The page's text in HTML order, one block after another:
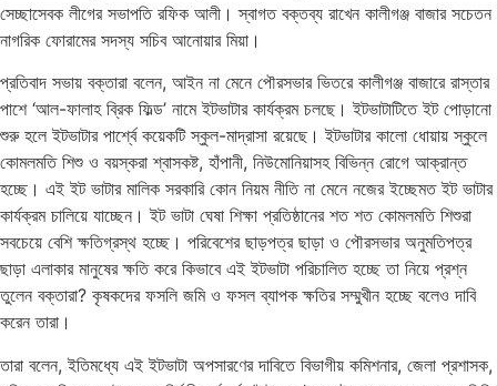
সেচ্ছাসেবক লীগের সভাপতি রফিক আলী। স্বাগত বক্তব্য রাখেন কালীগঞ্জ বাজার সচেতন
নাগরিক ফোরামের সদস্য সচিব আনোয়ার মিয়া।
প্রতিবাদ সভায় বক্তারা বলেন, আইন না মেনে পৌরসভার ভিতরে কালীগঞ্জ বাজারে রাস্তার
পাশে ‘আল-ফালাহ ব্রিক ফিল্ড’ নামে ইটভাটার কার্যক্রম চলছে। ইটভাটাটিতে ইট পোড়ানো
শুরু হলে ইটভাটার পার্শ্বে কয়েকটি স্কুল-মাদ্রাসা রয়েছে। ইটভাটার কালো ধোয়ায় স্কুলে
কোমলমতি শিশু ও বয়স্করা শ্বাসকষ্ট, হাঁপানী, নিউমোনিয়াসহ বিভিন্ন রোগে আক্রান্ত
হচ্ছে। এই ইট ভাটার মালিক সরকারি কোন নিয়ম নীতি না মেনে নজের ইচ্ছেমত ইট ভাটার
কার্যক্রম চালিয়ে যাচ্ছেন। ইট ভাটা ঘেষা শিক্ষা প্রতিষ্ঠানের শত শত কোমলমতি শিশুরা
সবচেয়ে বেশি ক্ষতিগ্রস্থ হচ্ছে। পরিবেশের ছাড়পত্র ছাড়া ও পৌরসভার অনুমতিপত্র
ছাড়া এলাকার মানুষের ক্ষতি করে কিভাবে এই ইটভাটা পরিচালিত হচ্ছে তা নিয়ে প্রশ্ন
তুলেন বক্তারা? কৃষকদের ফসলি জমি ও ফসল ব্যাপক ক্ষতির সম্মুখীন হচ্ছে বলেও দাবি
করেন তারা।
তারা বলেন, ইতিমধ্যে এই ইটভাটা অপসারণের দাবিতে বিভাগীয় কমিশনার, জেলা প্রশাসক,